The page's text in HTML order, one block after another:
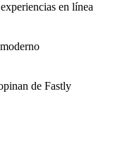
en línea
de Fastly